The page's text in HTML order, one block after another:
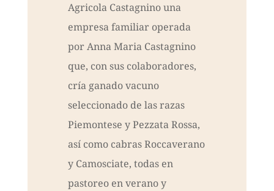
Agricola Castagnino una
empresa familiar operada
por Anna Maria Castagnino
que, con sus colaboradores,
cría ganado vacuno
seleccionado de las razas
Piemontese y Pezzata Rossa,
así como cabras Roccaverano
y Camosciate, todas en
pastoreo en verano y